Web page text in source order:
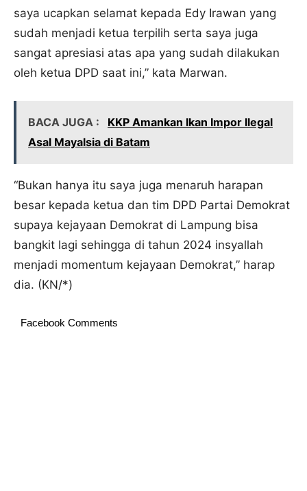
saya ucapkan selamat kepada Edy Irawan yang
sudah menjadi ketua terpilih serta saya juga
sangat apresiasi atas apa yang sudah dilakukan
oleh ketua DPD saat ini,” kata Marwan.
BACA JUGA :
KKP Amankan Ikan Impor Ilegal
Asal Mayalsia di Batam
“Bukan hanya itu saya juga menaruh harapan
besar kepada ketua dan tim DPD Partai Demokrat
supaya kejayaan Demokrat di Lampung bisa
bangkit lagi sehingga di tahun 2024 insyallah
menjadi momentum kejayaan Demokrat,” harap
dia. (KN/*)
Facebook Comments